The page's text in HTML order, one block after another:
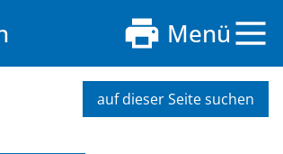
Menü
auf dieser Seite suchen